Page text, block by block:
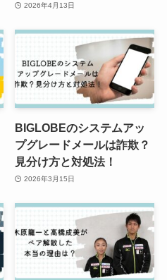
2026年4月13日
BIGLOBEのシステムアッ
プグレードメールは詐欺？
見分け方と対処法！
2026年3月15日